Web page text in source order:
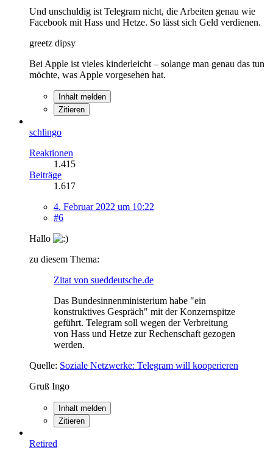
Und unschuldig ist Telegram nicht, die Arbeiten genau wie
Facebook mit Hass und Hetze. So lässt sich Geld verdienen.
greetz dipsy
Bei Apple ist vieles kinderleicht – solange man genau das tun
möchte, was Apple vorgesehen hat.
Inhalt melden
Zitieren
schlingo
Reaktionen
1.415
Beiträge
1.617
4. Februar 2022 um 10:22
#6
Hallo
zu diesem Thema:
Zitat von sueddeutsche.de
Das Bundesinnenministerium habe "ein
konstruktives Gespräch" mit der Konzernspitze
geführt. Telegram soll wegen der Verbreitung
von Hass und Hetze zur Rechenschaft gezogen
werden.
Quelle: Soziale Netzwerke: Telegram will kooperieren
Gruß Ingo
Inhalt melden
Zitieren
Retired